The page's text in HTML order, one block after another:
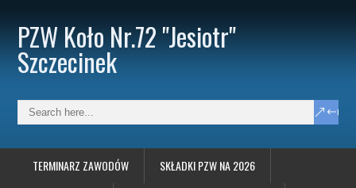
PZW Koło Nr.72 "Jesiotr"
Szczecinek
TERMINARZ ZAWODÓW SKŁADKI PZW NA 2026